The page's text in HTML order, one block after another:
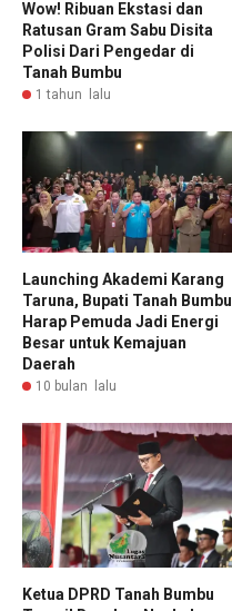
Wow! Ribuan Ekstasi dan
Ratusan Gram Sabu Disita
Polisi Dari Pengedar di
Tanah Bumbu
1 tahun lalu
Launching Akademi Karang
Taruna, Bupati Tanah Bumbu
Harap Pemuda Jadi Energi
Besar untuk Kemajuan
Daerah
10 bulan lalu
Ketua DPRD Tanah Bumbu